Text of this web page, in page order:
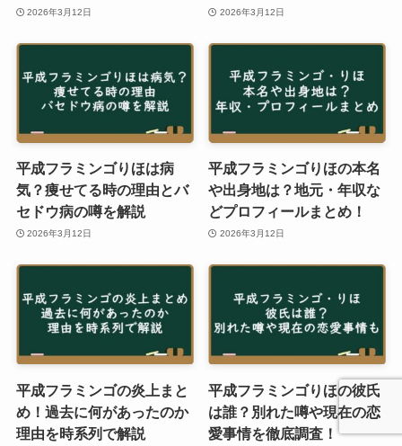
2026年3月12日 2026年3月12日
平成フラミンゴりほは病
気？痩せてる時の理由とバ
セドウ病の噂を解説
2026年3月12日
平成フラミンゴりほの本名
や出身地は？地元・年収な
どプロフィールまとめ！
2026年3月12日
平成フラミンゴの炎上まと
め！過去に何があったのか
理由を時系列で解説
平成フラミンゴりほの彼氏
は誰？別れた噂や現在の恋
愛事情を徹底調査！